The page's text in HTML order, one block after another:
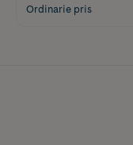
Ordinarie pris